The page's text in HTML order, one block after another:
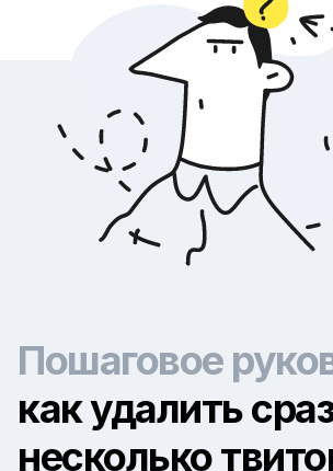
Пошаговое
как удалить
несколько